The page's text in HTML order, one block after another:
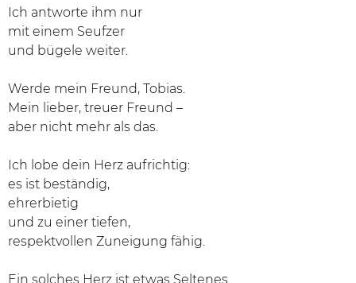
Ich antworte ihm nur
mit einem Seufzer
und bügele weiter.
Werde mein Freund, Tobias.
Mein lieber, treuer Freund –
aber nicht mehr als das.
Ich lobe dein Herz aufrichtig:
es ist beständig,
ehrerbietig
und zu einer tiefen,
respektvollen Zuneigung fähig.
Ein solches Herz ist etwas Seltenes